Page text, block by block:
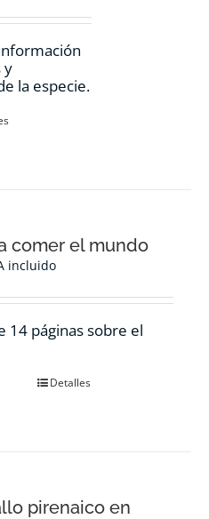
y
la especie.
comer el mundo
incluido
14 páginas sobre el
Detalles
pirenaico en